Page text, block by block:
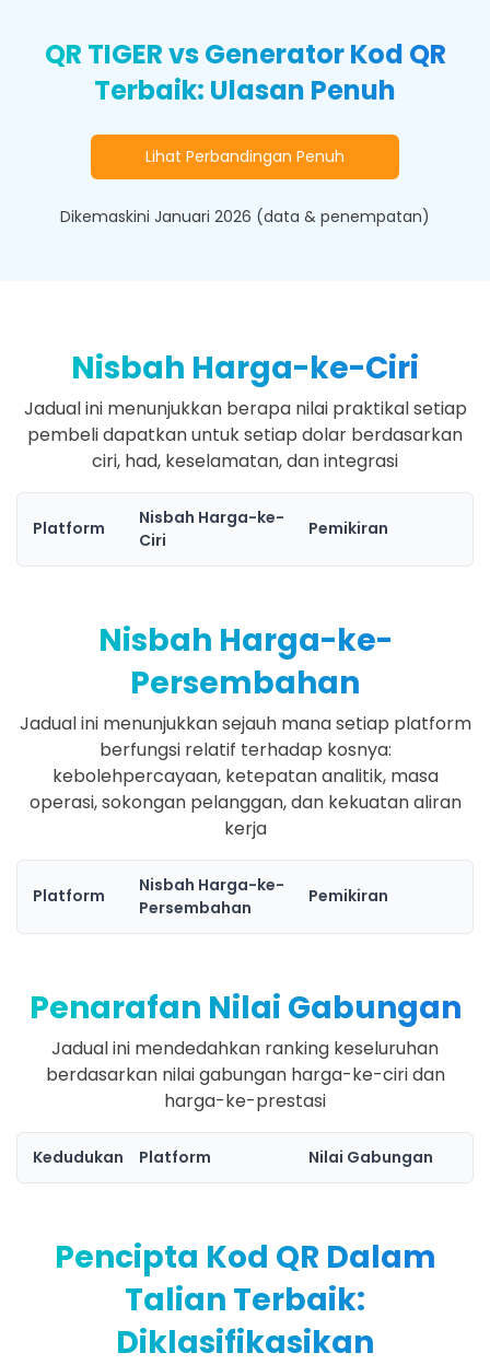
QR TIGER vs Generator Kod QR
Terbaik: Ulasan Penuh
Lihat Perbandingan Penuh
Dikemaskini Januari 2026 (data & penempatan)
Nisbah Harga-ke-Ciri
Jadual ini menunjukkan berapa nilai praktikal setiap
pembeli dapatkan untuk setiap dolar berdasarkan
ciri, had, keselamatan, dan integrasi
Platform
Nisbah Harga-ke-
Ciri
Pemikiran
Nisbah Harga-ke-
Persembahan
Jadual ini menunjukkan sejauh mana setiap platform
berfungsi relatif terhadap kosnya:
kebolehpercayaan, ketepatan analitik, masa
operasi, sokongan pelanggan, dan kekuatan aliran
kerja
Platform
Nisbah Harga-ke-
Persembahan
Pemikiran
Penarafan Nilai Gabungan
Jadual ini mendedahkan ranking keseluruhan
berdasarkan nilai gabungan harga-ke-ciri dan
harga-ke-prestasi
Kedudukan Platform Nilai Gabungan
Pencipta Kod QR Dalam
Talian Terbaik:
Diklasifikasikan